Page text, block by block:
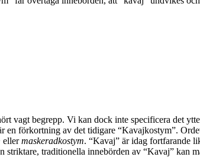
vagt begrepp. Vi kan dock inte specificera det
en förkortning av det tidigare “Kavajkostym”.
ellermaskeradkostym. “Kavaj” är idag fortfarande
striktare, traditionella innebörden av “Kavaj” kan